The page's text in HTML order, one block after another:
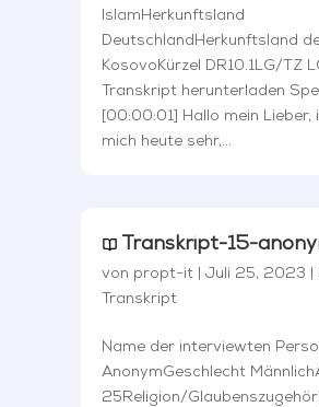
IslamHerkunftsland
DeutschlandHerkunftsland
KosovoKürzel DR10.1LG/TZ
Transkript herunterladen
[00:00:01] Hallo mein Lieber,
mich heute sehr,...
Transkript-15-
von propt-it Juli 25, 2023
Transkript
Name der interviewten
AnonymGeschlecht
25Religion/